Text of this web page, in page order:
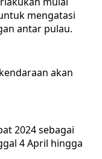
mengatasi
antar pulau.
akan
2024 sebagai
4 April hingga